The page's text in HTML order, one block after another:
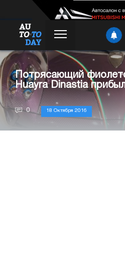
Потрясающий
Huayra Dinastia
0 18 Октября 2016